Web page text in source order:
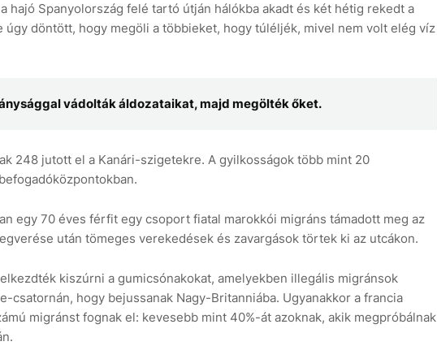
hajó Spanyolország felé tartó útján hálókba akadt és két hétig rekedt a
úgy döntött, hogy megöli a többieket, hogy túléljék, mivel nem volt elég víz
vádolták áldozataikat, majd megölték őket.
248 jutott el a Kanári-szigetekre. A gyilkosságok több mint 20
egy 70 éves férfit egy csoport fiatal marokkói migráns támadott meg az
után tömeges verekedések és zavargások törtek ki az utcákon.
kiszúrni a gumicsónakokat, amelyekben illegális migránsok
csatornán, hogy bejussanak Nagy-Britanniába. Ugyanakkor a francia
migránst fognak el: kevesebb mint 40%-át azoknak, akik megpróbálnak